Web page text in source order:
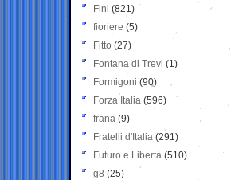
Fini (821)
fioriere (5)
Fitto (27)
Fontana di Trevi (1)
Formigoni (90)
Forza Italia (596)
frana (9)
Fratelli d'Italia (291)
Futuro e Libertà (510)
g8 (25)